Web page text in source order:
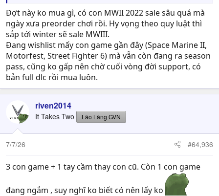
Đợt này ko mua gì, có con MWII 2022 sale sâu quá mà
ngày xưa preorder chơi rồi. Hy vọng theo quy luật thì
sắp tới winter sẽ sale MWIII.
Đang wishlist mấy con game gần đây (Space Marine II,
Motorfest, Street Fighter 6) mà vẫn còn đang ra season
pass, cũng ko gấp nên chờ cuối vòng đời support, có
bản full dlc rồi mua luôn.
riven2014
It Takes Two Lão Làng GVN
7/7/26 #64,936
3 con game + 1 tay cầm thay con cũ. Còn 1 con game
đang ngắm , suy nghĩ ko biết có nên lấy ko